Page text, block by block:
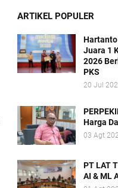
ARTIKEL POPULER
Hartanto
Juara 1
2026
PKS
20 Jul
Harga
03 Agt
PT LAT
AI & ML